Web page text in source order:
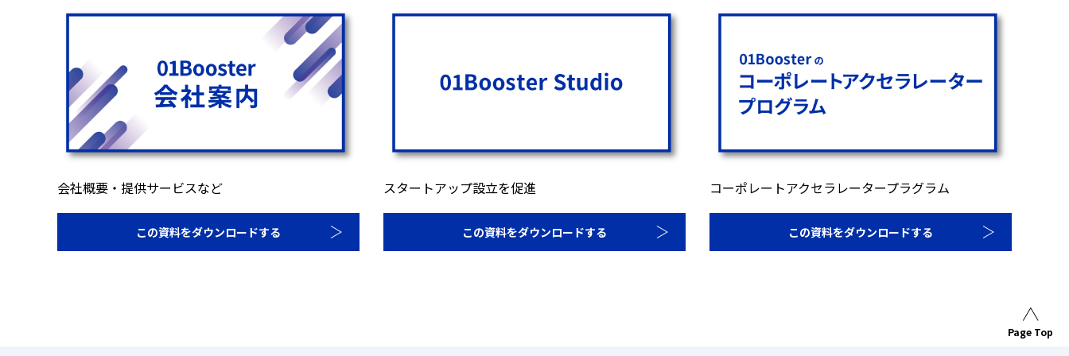
会社概要・提供サービスなど
この資料をダウンロードする
スタートアップ設立を促進
この資料をダウンロードする
コーポレートアクセラレータープラグラム
この資料をダウンロードする
Page Top